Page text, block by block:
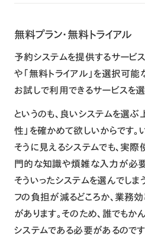
無料プラン・無料トライアル
予約システムを提供するサービ
や「無料トライアル」を選択可能
お試しで利用できるサービスを選
というのも、良いシステムを選
性」を確かめて欲しいからです
そうに見えるシステムでも、実際
門的な知識や煩雑な入力が必要
そういったシステムを選んでしま
フの負担が減るどころか、業務
があります。そのため、誰でも
システムである必要があるのです